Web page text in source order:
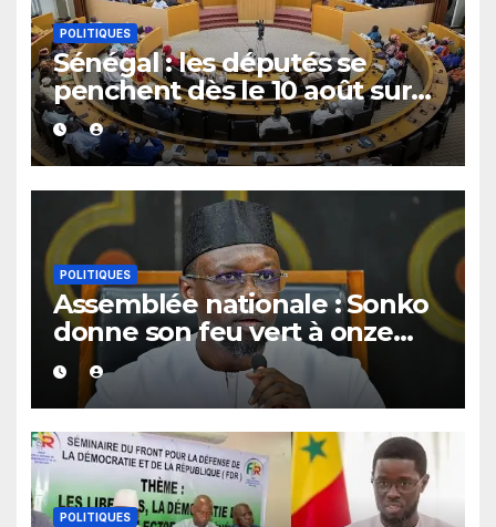
POLITIQUES
Sénégal : les députés se
penchent dès le 10 août sur
plusieurs textes, dont les
fonds spéciaux et secrets
POLITIQUES
Assemblée nationale : Sonko
donne son feu vert à onze
dossiers majeurs
POLITIQUES